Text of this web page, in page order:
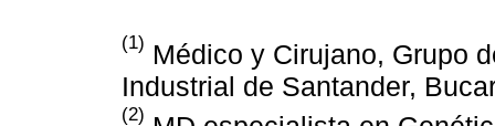
(1) Médico y Cirujano, Grupo
Industrial de Santander,
(2)